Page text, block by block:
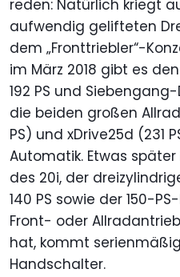
reden: Natürlich kriegt
aufwendig gelifteten
dem „Fronttriebler“-
im März 2018 gibt es
192 PS und
die beiden großen
PS) und xDrive25d (231
Automatik. Etwas
des 20i, der
140 PS sowie der 150-
Front- oder
hat, kommt
Handschalter.